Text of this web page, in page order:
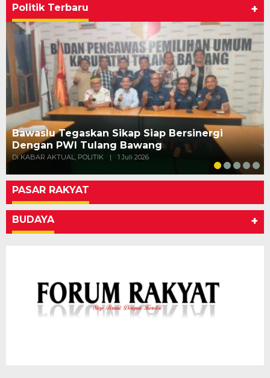
Politik Terbaru +
Bawaslu Tegaskan Sikap Siap Bersinergi
Dengan PWI Tulang Bawang
Di KABAR AKTUAL, POLITIK | 1 Juli 2026
PASAR RAKYAT
BUDAYA +